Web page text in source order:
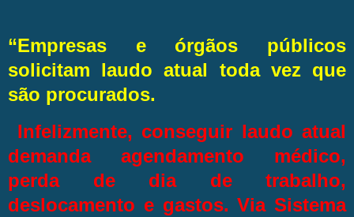
“Empresas e órgãos públicos
solicitam laudo atual toda vez que
são procurados.
Infelizmente, conseguir laudo atual
demanda agendamento médico,
perda de dia de trabalho,
deslocamento e gastos. Via Sistema